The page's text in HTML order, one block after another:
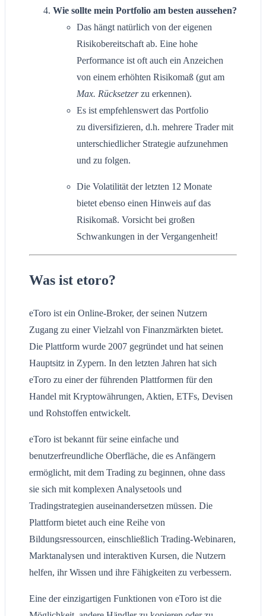
Wie sollte mein Portfolio am besten aussehen?
Das hängt natürlich von der eigenen
Risikobereitschaft ab. Eine hohe
Performance ist oft auch ein Anzeichen
von einem erhöhten Risikomaß (gut am
Max. Rücksetzerzu erkennen).
Es ist empfehlenswert das Portfolio
zu diversifizieren, d.h. mehrere Trader mit
unterschiedlicher Strategie aufzunehmen
und zu folgen.
Die Volatilität der letzten 12 Monate
bietet ebenso einen Hinweis auf das
Risikomaß. Vorsicht bei großen
Schwankungen in der Vergangenheit!
Was ist etoro?
eToro ist ein Online-Broker, der seinen Nutzern
Zugang zu einer Vielzahl von Finanzmärkten bietet.
Die Plattform wurde 2007 gegründet und hat seinen
Hauptsitz in Zypern. In den letzten Jahren hat sich
eToro zu einer der führenden Plattformen für den
Handel mit Kryptowährungen, Aktien, ETFs, Devisen
und Rohstoffen entwickelt.
eToro ist bekannt für seine einfache und
benutzerfreundliche Oberfläche, die es Anfängern
ermöglicht, mit dem Trading zu beginnen, ohne dass
sie sich mit komplexen Analysetools und
Tradingstrategien auseinandersetzen müssen. Die
Plattform bietet auch eine Reihe von
Bildungsressourcen, einschließlich Trading-Webinaren,
Marktanalysen und interaktiven Kursen, die Nutzern
helfen, ihr Wissen und ihre Fähigkeiten zu verbessern.
Eine der einzigartigen Funktionen von eToro ist die